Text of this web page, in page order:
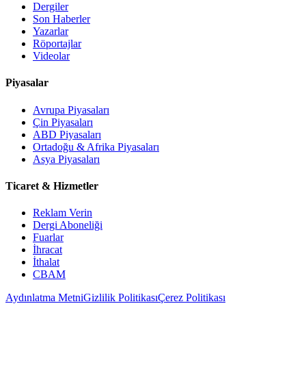
Dergiler
Son Haberler
Yazarlar
Röportajlar
Videolar
Piyasalar
Avrupa Piyasaları
Çin Piyasaları
ABD Piyasaları
Ortadoğu & Afrika Piyasaları
Asya Piyasaları
Ticaret & Hizmetler
Reklam Verin
Dergi Aboneliği
Fuarlar
İhracat
İthalat
CBAM
Aydınlatma MetniGizlilik PolitikasıÇerez Politikası